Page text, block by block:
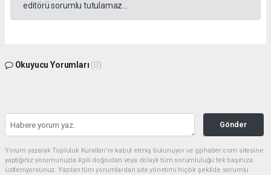
editörü sorumlu tutulamaz...
Okuyucu Yorumları (0)
Gönder
Yorum yazarak Topluluk Kuralları’nı kabul etmiş bulunuyor ve gphaber.com sitesine
yaptığınız yorumunuzla ilgili doğrudan veya dolaylı tüm sorumluluğu tek başınıza
üstleniyorsunuz. Yazılan tüm yorumlardan site yönetimi hiçbir şekilde sorumlu